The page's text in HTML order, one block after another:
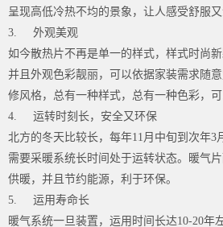
呈现高低冷热不均的景象，让人感受舒服又
3. 外观美观
如今散热片不再是单一的样式，样式时尚
并且外观色彩靓丽，可以依据家装需求随
修风格，总有一种样式，总有一种色彩，
4. 运转时刻长，安全又环保
北方的冬天比较长，每年11月中旬到次年3
需要采暖系统长时间处于运转状态。暖气
供暖，并且节约能源，利于环保。
5. 运用寿命长
暖气系统一旦装置，运用时间长达10-20年